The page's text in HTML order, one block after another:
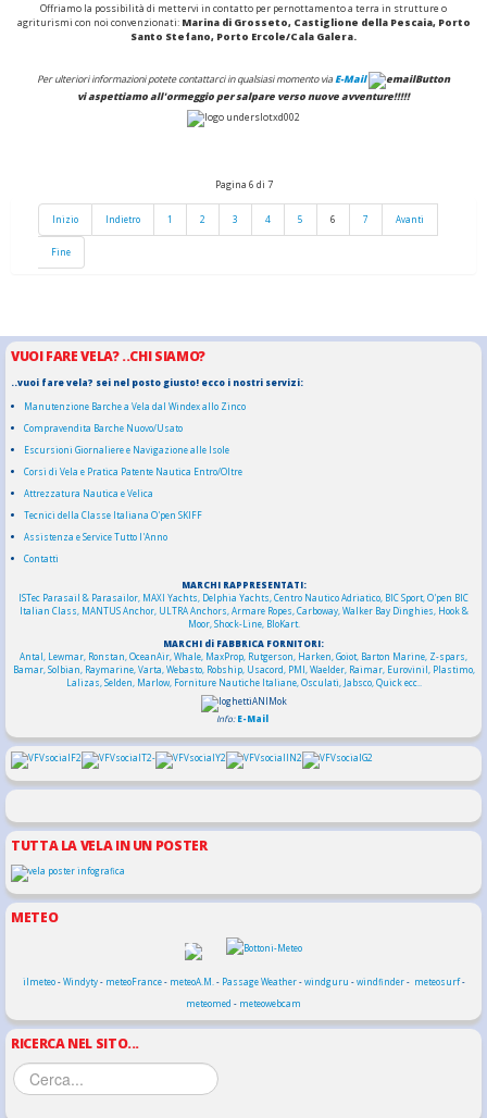
Offriamo la possibilità di mettervi in contatto per pernottamento a terra in strutture o
agriturismi con noi convenzionati: Marina di Grosseto, Castiglione della Pescaia, Porto
Santo Stefano, Porto Ercole/Cala Galera.
Per ulteriori informazioni potete contattarci in qualsiasi momento viaE-Mail
vi aspettiamo all'ormeggio per salpare verso nuove avventure!!!!!
Pagina 6 di 7
Inizio Indietro 1 2 3 4 5 6 7 Avanti
Fine
VUOI FARE VELA? ..CHI SIAMO?
..vuoi fare vela? sei nel posto giusto! ecco i nostri servizi:
Manutenzione Barche a Vela dal Windex allo Zinco
Compravendita Barche Nuovo/Usato
Escursioni Giornaliere e Navigazione alle Isole
Corsi di Vela e Pratica Patente Nautica Entro/Oltre
Attrezzatura Nautica e Velica
Tecnici della Classe Italiana O'pen SKIFF
Assistenza e Service Tutto l'Anno
Contatti
MARCHI RAPPRESENTATI:
ISTec Parasail & Parasailor, MAXI Yachts, Delphia Yachts,Centro Nautico Adriatico, BIC Sport, O'pen BIC
Italian Class,MANTUS Anchor, ULTRA Anchors,Armare Ropes, Carboway,Walker Bay Dinghies, Hook &
Moor, Shock-Line, BloKart.
MARCHI di FABBRICA FORNITORI:
Antal, Lewmar, Ronstan, OceanAir, Whale, MaxProp, Rutgerson, Harken, Goiot, Barton Marine, Z-spars,
Bamar, Solbian, Raymarine, Varta, Webasto, Robship, Usacord, PMI, Waelder, Raimar, Eurovinil, Plastimo,
Lalizas, Selden, Marlow, Forniture Nautiche Italiane, Osculati, Jabsco, Quick ecc..
Info: E-Mail
TUTTA LA VELA IN UN POSTER
METEO
ilmeteo-Windyty- meteoFrance- meteoA.M. - Passage Weather-windguru -windfinder- meteosurf-
meteomed - meteowebcam
RICERCA NEL SITO...